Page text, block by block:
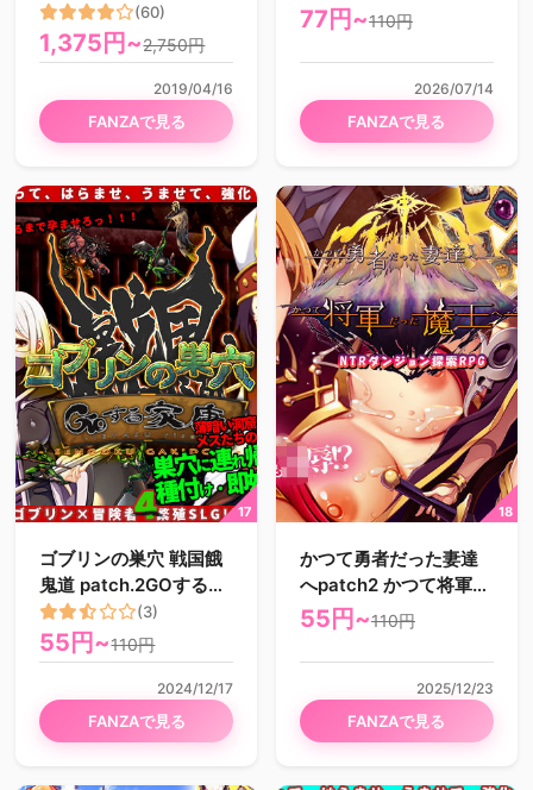
(60)
1,375円~2,750円
FANZAで見る
2019/04/16
77円~110円
FANZAで見る
2026/07/14
ゴブリンの巣穴 戦国餓
鬼道 patch.2GOする家
康
(3)
55円~110円
FANZAで見る
2024/12/17
かつて勇者だった妻達
へpatch2 かつて将軍だ
った魔王へ
55円~110円
FANZAで見る
2025/12/23